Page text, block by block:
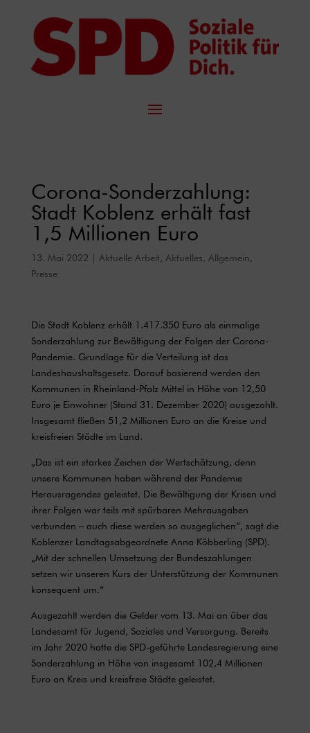
Corona-Sonderzahlung:
Stadt Koblenz erhält fast
1,5 Millionen Euro
13. Mai 2022 Aktuelle Arbeit, Aktuelles, Allgemein,
Presse
Die Stadt Koblenz erhält 1.417.350 Euro als einmalige
Sonderzahlung zur Bewältigung der Folgen der Corona-
Pandemie. Grundlage für die Verteilung ist das
Landeshaushaltsgesetz. Darauf basierend werden den
Kommunen in Rheinland-Pfalz Mittel in Höhe von 12,50
Euro je Einwohner (Stand 31. Dezember 2020) ausgezahlt.
Insgesamt fließen 51,2 Millionen Euro an die Kreise und
kreisfreien Städte im Land.
„Das ist ein starkes Zeichen der Wertschätzung, denn
unsere Kommunen haben während der Pandemie
Herausragendes geleistet. Die Bewältigung der Krisen und
ihrer Folgen war teils mit spürbaren Mehrausgaben
verbunden – auch diese werden so ausgeglichen“, sagt die
Koblenzer Landtagsabgeordnete Anna Köbberling (SPD).
„Mit der schnellen Umsetzung der Bundeszahlungen
setzen wir unseren Kurs der Unterstützung der Kommunen
konsequent um.“
Ausgezahlt werden die Gelder vom 13. Mai an über das
Landesamt für Jugend, Soziales und Versorgung. Bereits
im Jahr 2020 hatte die SPD-geführte Landesregierung eine
Sonderzahlung in Höhe von insgesamt 102,4 Millionen
Euro an Kreis und kreisfreie Städte geleistet.